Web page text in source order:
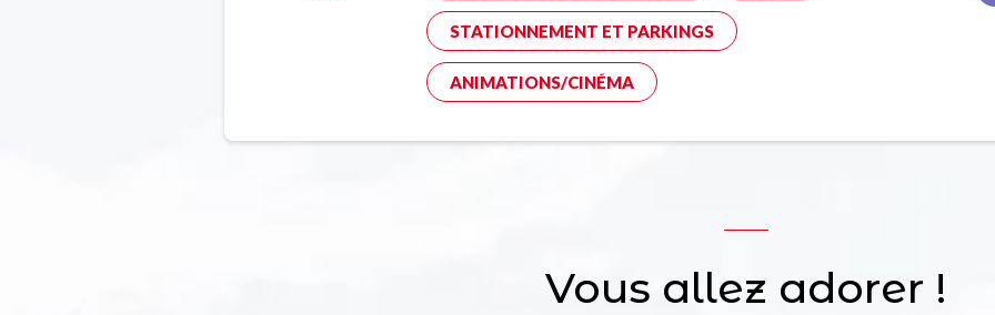
STATIONNEMENT ET PARKINGS
ANIMATIONS/CINÉMA
Vous allez adorer !